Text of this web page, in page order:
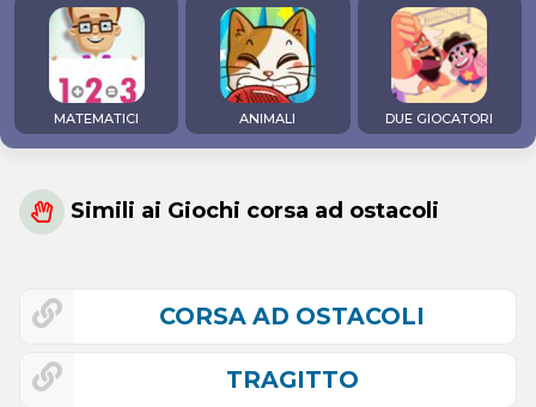
MATEMATICI ANIMALI DUE GIOCATORI
Simili ai Giochi corsa ad ostacoli
CORSA AD OSTACOLI
TRAGITTO